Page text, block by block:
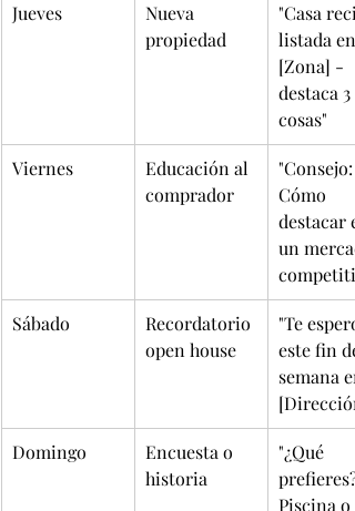
Jueves
Nueva
propiedad
"Casa
listada en
[Zona] -
destaca 3
cosas"
Viernes
Educación al
comprador
"Consejo:
Cómo
destacar
un
Sábado
Recordatorio
open house
"Te espero
este fin de
semana
Domingo
Encuesta o
historia
"¿Qué
prefieres?
Piscina o